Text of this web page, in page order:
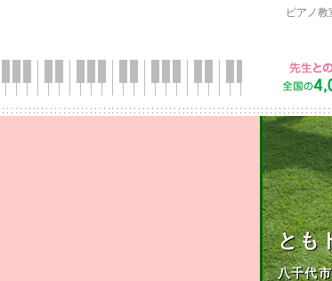
ピアノ
とも
八千代